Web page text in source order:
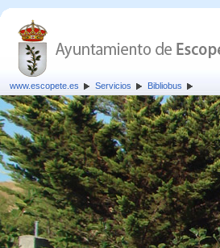
www.escopete.es Servicios Bibliobus